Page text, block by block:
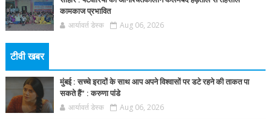
कामकाज प्रभावित
आर्यावर्त डेस्क Aug 06, 2026
टीवी खबर
मुंबई : सच्चे इरादों के साथ आप अपने विश्वासों पर डटे रहने की ताकत पा
सकते हैं” : करुणा पांडे
आर्यावर्त डेस्क Aug 06, 2026